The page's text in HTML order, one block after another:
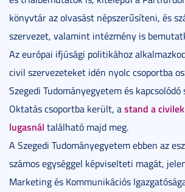
könyvtár az olvasást népszerűsíteni, és
szervezet, valamint intézmény is
Az európai ifjúsági politikához
civil szervezeteket idén nyolc csoportba
Szegedi Tudományegyetem és
Oktatás csoportba került, astand a
lugasnál található majd meg.
A Szegedi Tudományegyetem ebben az
számos egységgel képviselteti magát,
Marketing és Kommunikációs